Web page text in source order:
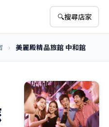
🔍搜尋店家
› 美麗殿精品旅館 中和館